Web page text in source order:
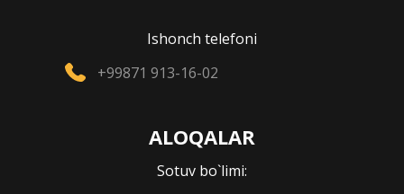
Ishonch telefoni
+99871 913-16-02
ALOQALAR
Sotuv bo`limi: